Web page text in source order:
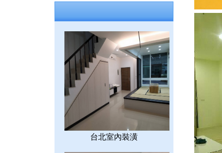
台北室內裝潢